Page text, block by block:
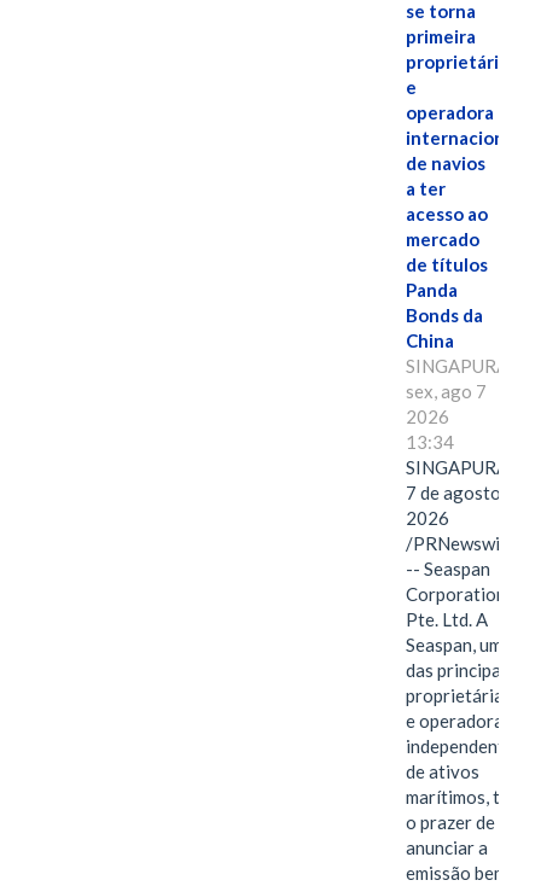
se torna
primeira
proprietária
e
operadora
internacional
de navios
a ter
acesso ao
mercado
de títulos
Panda
Bonds da
China
SINGAPURA,
sex, ago 7
2026
13:34
SINGAPURA,
7 de agosto de
2026
/PRNewswire/
-- Seaspan
Corporation
Pte. Ltd. A
Seaspan, uma
das principais
proprietárias
e operadoras
independentes
de ativos
marítimos, tem
o prazer de
anunciar a
emissão bem-